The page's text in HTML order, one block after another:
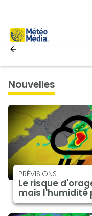
nouvelles
PRÉVISIONS
Le risque
mais l'humidité